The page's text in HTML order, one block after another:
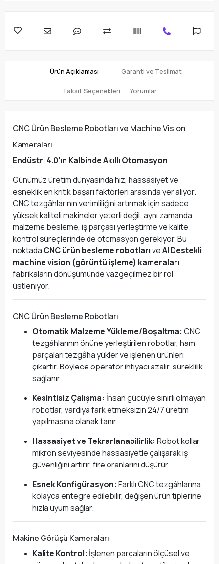
Ürün Açıklaması Garanti ve Teslimat
Taksit Seçenekleri Yorumlar
CNC Ürün Besleme Robotları ve Machine Vision
Kameraları
Endüstri 4.0’ın Kalbinde Akıllı Otomasyon
Günümüz üretim dünyasında hız, hassasiyet ve
esneklik en kritik başarı faktörleri arasında yer alıyor.
CNC tezgâhlarının verimliliğini artırmak için sadece
yüksek kaliteli makineler yeterli değil; aynı zamanda
malzeme besleme, iş parçası yerleştirme ve kalite
kontrol süreçlerinde de otomasyon gerekiyor. Bu
noktada CNC ürün besleme robotlarıveAI Destekli
machine vision (görüntü işleme) kameraları,
fabrikaların dönüşümünde vazgeçilmez bir rol
üstleniyor.
CNC Ürün Besleme Robotları
Otomatik Malzeme Yükleme/Boşaltma: CNC
tezgâhlarının önüne yerleştirilen robotlar, ham
parçaları tezgâha yükler ve işlenen ürünleri
çıkartır. Böylece operatör ihtiyacı azalır, süreklilik
sağlanır.
Kesintisiz Çalışma: İnsan gücüyle sınırlı olmayan
robotlar, vardiya fark etmeksizin 24/7 üretim
yapılmasına olanak tanır.
Hassasiyet ve Tekrarlanabilirlik: Robot kollar
mikron seviyesinde hassasiyetle çalışarak iş
güvenliğini artırır, fire oranlarını düşürür.
Esnek Konfigürasyon: Farklı CNC tezgâhlarına
kolayca entegre edilebilir, değişen ürün tiplerine
hızla uyum sağlar.
Makine Görüşü Kameraları
Kalite Kontrol: İşlenen parçaların ölçüsel ve